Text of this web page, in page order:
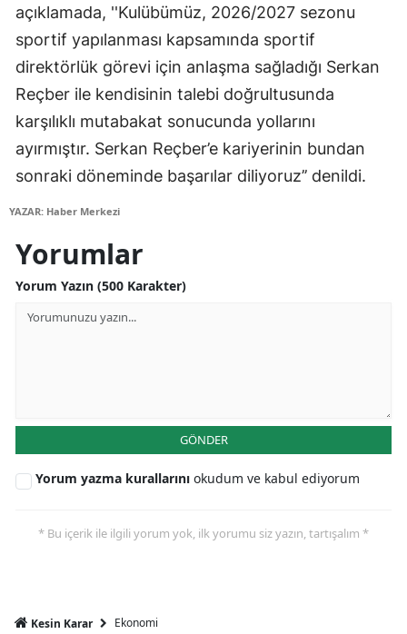
Erzurum
Eskişehir
Gaziantep
Giresun
Gümüşhane
Kars
Kastamonu
Kırklareli
açıklamada, ''Kulübümüz, 2026/2027 sezonu
sportif yapılanması kapsamında sportif
direktörlük görevi için anlaşma sağladığı Serkan
Reçber ile kendisinin talebi doğrultusunda
karşılıklı mutabakat sonucunda yollarını
ayırmıştır. Serkan Reçber’e kariyerinin bundan
sonraki döneminde başarılar diliyoruz’’ denildi.
YAZAR: Haber Merkezi
Yorumlar
Yorum Yazın (500 Karakter)
GÖNDER
Yorum yazma kurallarını okudum ve kabul ediyorum
* Bu içerik ile ilgili yorum yok, ilk yorumu siz yazın, tartışalım *
Kesin Karar Ekonomi